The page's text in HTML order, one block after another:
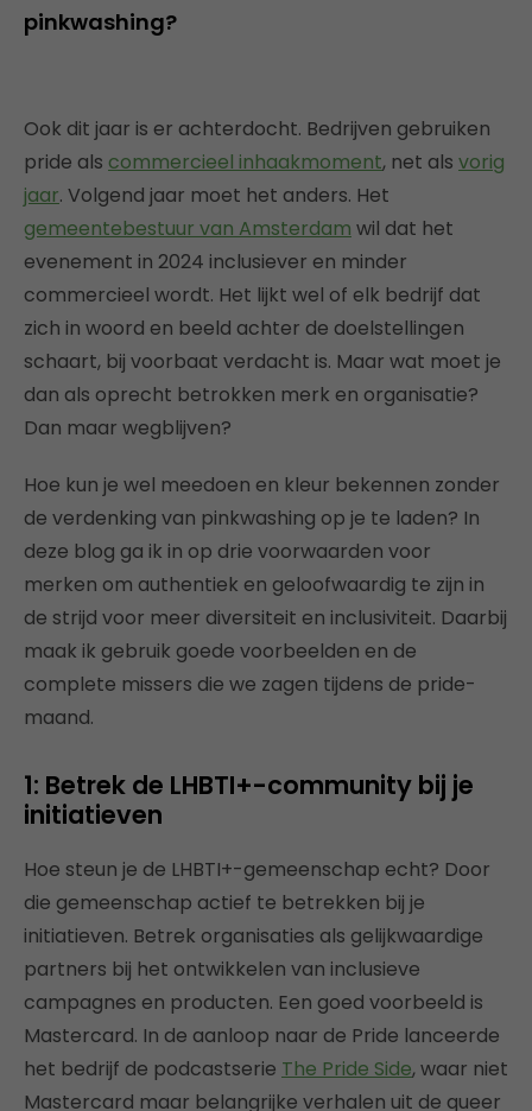
pinkwashing?
Ook dit jaar is er achterdocht. Bedrijven gebruiken
pride als commercieel inhaakmoment, net als vorig
jaar. Volgend jaar moet het anders. Het
gemeentebestuur van Amsterdam wil dat het
evenement in 2024 inclusiever en minder
commercieel wordt. Het lijkt wel of elk bedrijf dat
zich in woord en beeld achter de doelstellingen
schaart, bij voorbaat verdacht is. Maar wat moet je
dan als oprecht betrokken merk en organisatie?
Dan maar wegblijven?
Hoe kun je wel meedoen en kleur bekennen zonder
de verdenking van pinkwashing op je te laden? In
deze blog ga ik in op drie voorwaarden voor
merken om authentiek en geloofwaardig te zijn in
de strijd voor meer diversiteit en inclusiviteit. Daarbij
maak ik gebruik goede voorbeelden en de
complete missers die we zagen tijdens de pride-
maand.
1: Betrek de LHBTI+-community bij je
initiatieven
Hoe steun je de LHBTI+-gemeenschap echt? Door
die gemeenschap actief te betrekken bij je
initiatieven. Betrek organisaties als gelijkwaardige
partners bij het ontwikkelen van inclusieve
campagnes en producten. Een goed voorbeeld is
Mastercard. In de aanloop naar de Pride lanceerde
het bedrijf de podcastserie The Pride Side, waar niet
Mastercard maar belangrijke verhalen uit de queer